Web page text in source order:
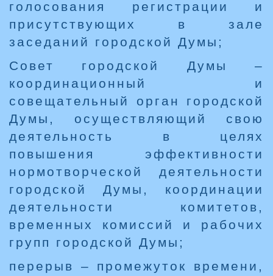
голосования регистрации и
присутствующих в зале
заседаний городской Думы;
Совет городской Думы –
координационный и
совещательный орган городской
Думы, осуществляющий свою
деятельность в целях
повышения эффективности
нормотворческой деятельности
городской Думы, координации
деятельности комитетов,
временных комиссий и рабочих
групп городской Думы;
перерыв – промежуток времени,